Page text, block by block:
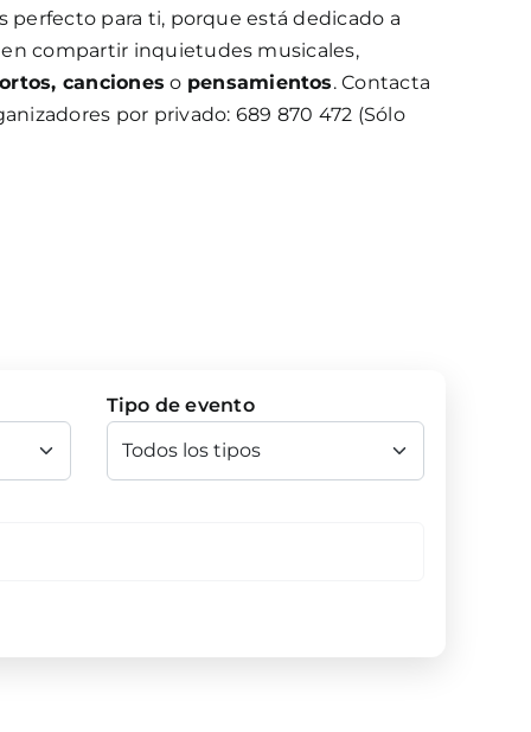
perfecto para ti, porque está dedicado a
compartir inquietudes musicales,
canciones o pensamientos. Contacta
por privado: 689 870 472 (Sólo
Tipo de evento